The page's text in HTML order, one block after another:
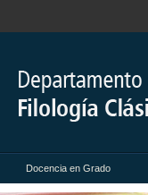
Docencia en Grado